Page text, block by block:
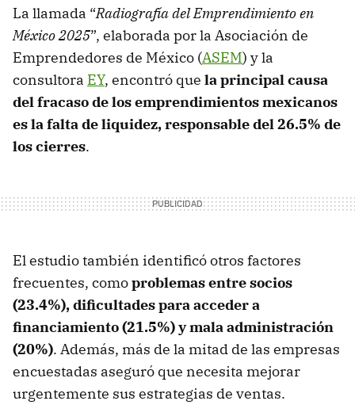
La llamada “Radiografía del Emprendimiento en
México 2025”, elaborada por la Asociación de
Emprendedores de México (ASEM) y la
consultora EY, encontró que la principal causa
del fracaso de los emprendimientos mexicanos
es la falta de liquidez, responsable del 26.5% de
los cierres.
El estudio también identificó otros factores
frecuentes, comoproblemas entre socios
(23.4%), dificultades para acceder a
financiamiento (21.5%) y mala administración
(20%). Además, más de la mitad de las empresas
encuestadas aseguró que necesita mejorar
urgentemente sus estrategias de ventas.